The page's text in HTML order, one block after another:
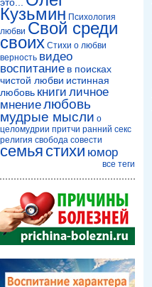
Кузьмин Психология
любви Свой среди
своих Стихи о любви
верность видео
воспитание в поисках
чистой любви истинная
любовь книги личное
мнениелюбовь
мудрые мысли о
целомудрии притчи ранний секс
религия свобода совести
семья стихи юмор
все теги